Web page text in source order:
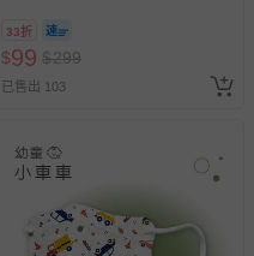
33折
$99 $299
已售出 103